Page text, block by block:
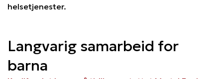
helsetjenester.
Langvarig samarbeid for
barna